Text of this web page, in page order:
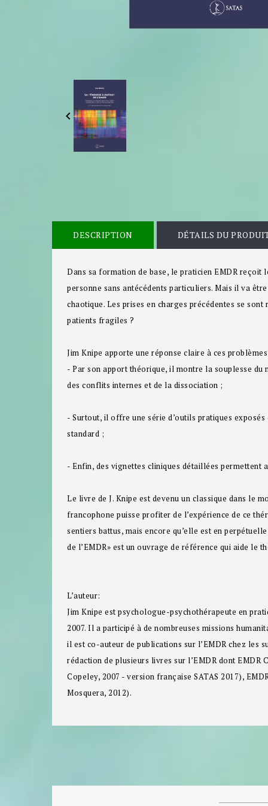

DESCRIPTION DÉTAILS DU
Dans sa formation de base, le praticien EMDR reçoit
personne sans antécédents particuliers. Mais il va
chaotique. Les prises en charges précédentes se
patients fragiles ?
Jim Knipe apporte une réponse claire à ces
- Par son apport théorique, il montre la souplesse
des conflits internes et de la dissociation ;
- Surtout, il offre une série d’outils pratiques
standard ;
- Enfin, des vignettes cliniques détaillées permettent
Le livre de J. Knipe est devenu un classique dans le
francophone puisse profiter de l’expérience de ce
sentiers battus, mais encore qu’elle est en
de l’EMDR» est un ouvrage de référence qui aide le
L’auteur:
Jim Knipe est psychologue-psychothérapeute en
2007. Il a participé à de nombreuses missions
il est co-auteur de publications sur l’EMDR chez les
rédaction de plusieurs livres sur l’EMDR dont
Copeley, 2007 - version française SATAS 2017),
Mosquera, 2012).